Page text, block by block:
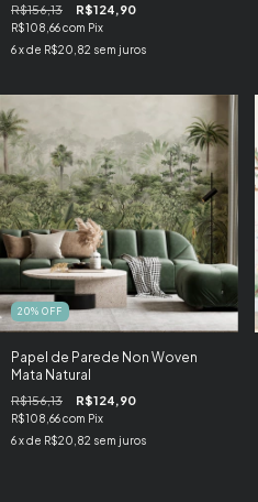
R$156,13 R$124,90
R$108,66com Pix
6x de R$20,82 sem juros
20% OFF
Papel de Parede Non Woven
Mata Natural
R$156,13 R$124,90
R$108,66com Pix
6x de R$20,82 sem juros